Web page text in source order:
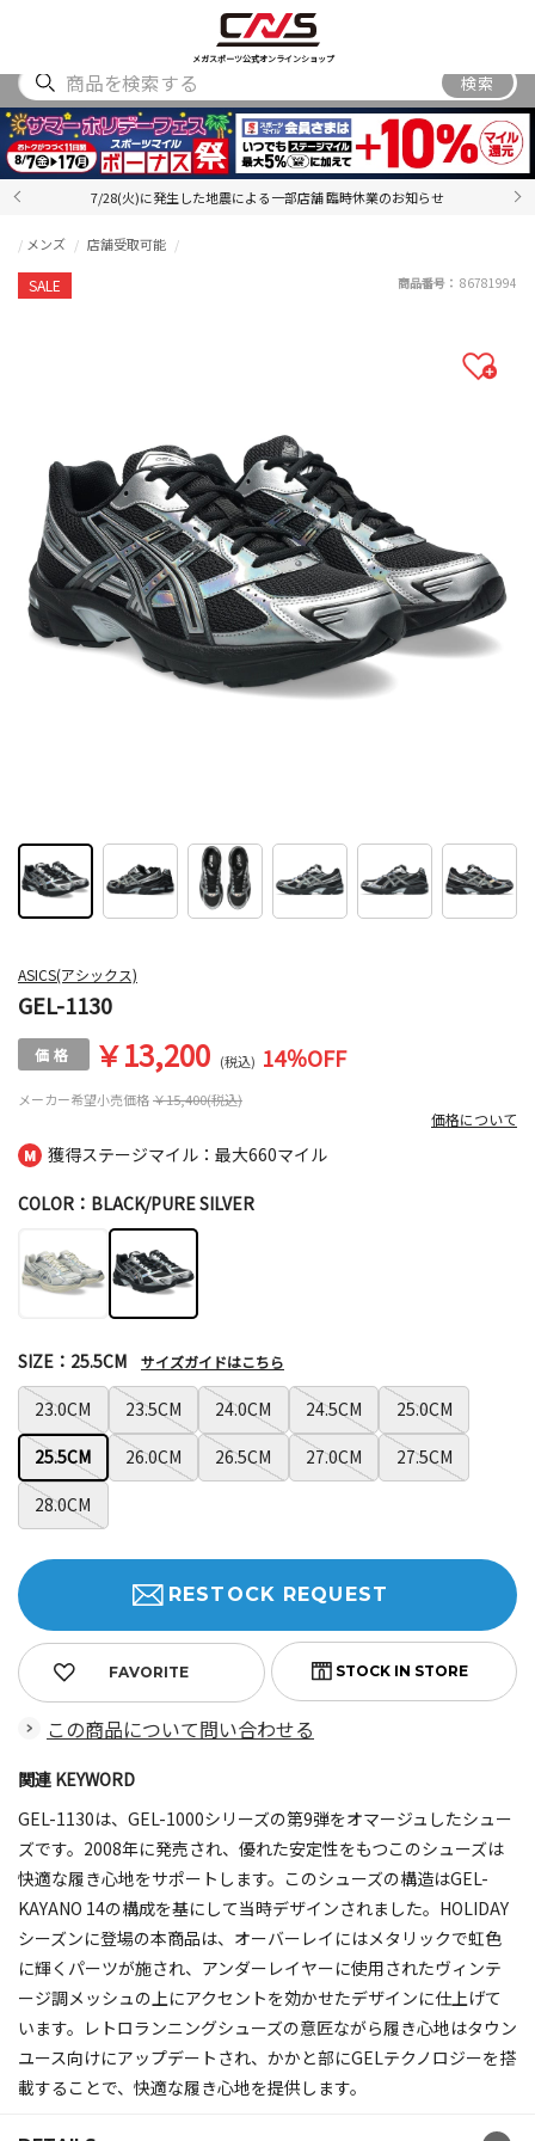
メガスポーツ公式オンラインショップ
ACCESSORY
検索
7/28(火)に発生した地震による一部店舗 臨時休業のお知らせ
獲得ステージマイル：最大660マイル
ASICS(アシックス)
GEL-1130
SALE
メンズ 店舗受取可能
メーカー希望小売価格￥15,400(税込)
￥13,200 (税込) 14％OFF
価格について
商品番号： 86781994
COLOR：BLACK/PURE SILVER
23.0CM 23.5CM 24.0CM 24.5CM
25.0CM
25.5CM
26.0CM 26.5CM 27.0CM
27.5CM
28.0CM
SIZE：25.5CM サイズガイドはこちら
FAVORITE
RESTOCK REQUEST
この商品について問い合わせる
関連 KEYWORD
GEL-1130は、GEL-1000シリーズの第9弾をオマージュしたシュー
ズです。2008年に発売され、優れた安定性をもつこのシューズは
快適な履き心地をサポートします。このシューズの構造はGEL-
KAYANO 14の構成を基にして当時デザインされました。HOLIDAY
シーズンに登場の本商品は、オーバーレイにはメタリックで虹色
に輝くパーツが施され、アンダーレイヤーに使用されたヴィンテ
ージ調メッシュの上にアクセントを効かせたデザインに仕上げて
います。レトロランニングシューズの意匠ながら履き心地はタウン
ユース向けにアップデートされ、かかと部にGELテクノロジーを搭
載することで、快適な履き心地を提供します。